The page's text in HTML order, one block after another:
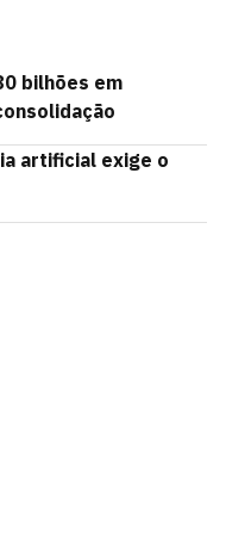
bilhões em
artificial exige o